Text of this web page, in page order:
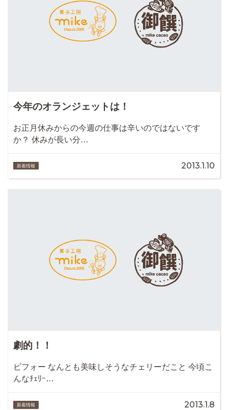
今年のオランジェットは！
お正月休みからの今週の仕事は辛いのではないです
か？ 休みが長い分…
新着情報 2013.1.10
劇的！！
ビフォー なんとも美味しそうなチェリーだこと 今頃こ
んなﾁｪﾘｰ…
新着情報 2013.1.8